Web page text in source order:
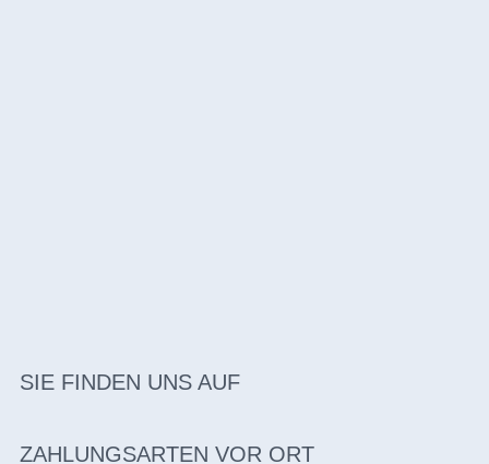
SIE FINDEN UNS AUF
ZAHLUNGSARTEN VOR ORT